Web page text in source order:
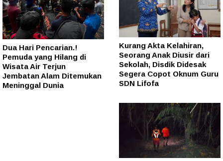
Dua Hari Pencarian.!
Pemuda yang Hilang di
Wisata Air Terjun
Jembatan Alam Ditemukan
Meninggal Dunia
Kurang Akta Kelahiran,
Seorang Anak Diusir dari
Sekolah, Disdik Didesak
Segera Copot Oknum Guru
SDN Lifofa